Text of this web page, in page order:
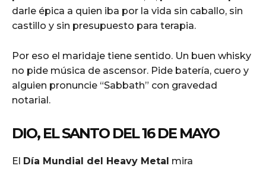
darle épica a quien iba por la vida sin caballo, sin
castillo y sin presupuesto para terapia.
Por eso el maridaje tiene sentido. Un buen whisky
no pide música de ascensor. Pide batería, cuero y
alguien pronuncie “Sabbath” con gravedad
notarial.
DIO, EL SANTO DEL 16 DE MAYO
El Día Mundial del Heavy Metal mira